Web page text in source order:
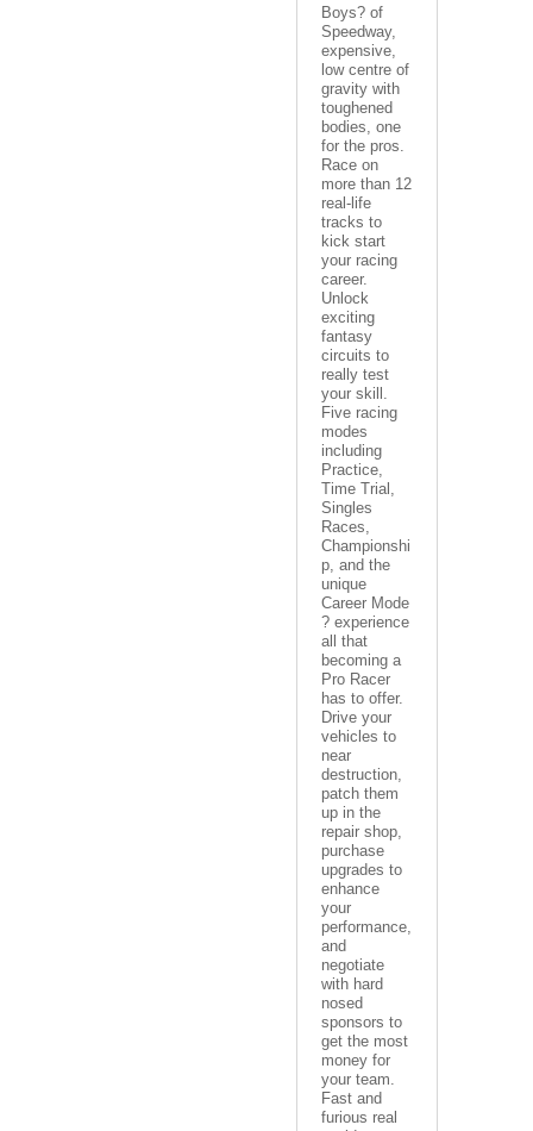
Boys? of
Speedway,
expensive,
low centre of
gravity with
toughened
bodies, one
for the pros.
Race on
more than 12
real-life
tracks to
kick start
your racing
career.
Unlock
exciting
fantasy
circuits to
really test
your skill.
Five racing
modes
including
Practice,
Time Trial,
Singles
Races,
Championshi
p, and the
unique
Career Mode
? experience
all that
becoming a
Pro Racer
has to offer.
Drive your
vehicles to
near
destruction,
patch them
up in the
repair shop,
purchase
upgrades to
enhance
your
performance,
and
negotiate
with hard
nosed
sponsors to
get the most
money for
your team.
Fast and
furious real